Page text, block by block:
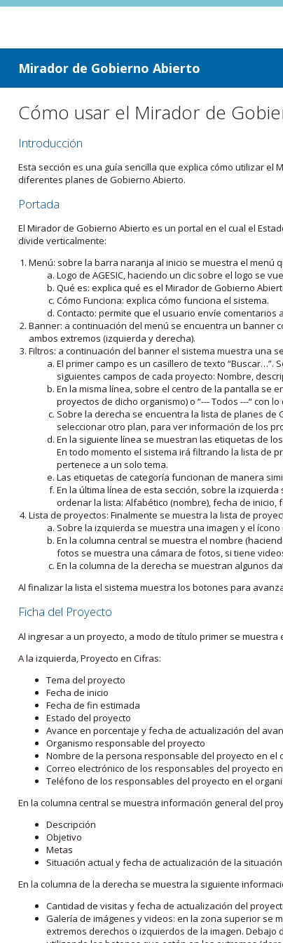
ir a contenido
ir al menú
Mirador de Gobierno Abierto
Cómo usar el Mirador de
Introducción
Esta sección es una guía sencilla que explica cómo utilizar
diferentes planes de Gobierno Abierto.
Portada
El Mirador de Gobierno Abierto es un portal en el cual el
divide verticalmente:
Menú: sobre la barra naranja al inicio se muestra el menú
Logo de AGESIC, haciendo un clic sobre el logo se
Qué es: explica qué es el Mirador de Gobierno
Cómo Funciona: explica cómo funciona el sistema.
Contacto: permite que el usuario envíe
Banner: a continuación del menú se encuentra un banner
ambos extremos (izquierda y derecha).
Filtros: a continuación del banner el sistema muestra una
El primer campo es un casillero de texto
siguientes campos de cada proyecto: Nombre,
En la misma línea, sobre el centro de la pantalla se
proyectos de dicho organismo) o “--- Todos ---“ con
Sobre la derecha se encuentra la lista de planes
seleccionar otro plan, para ver información de los
En la siguiente línea se muestran las etiquetas de
En todo momento el sistema irá filtrando la lista de
pertenece a un solo tema.
Las etiquetas de categoría funcionan de manera
En la última línea de esta sección, sobre la
ordenar la lista: Alfabético (nombre), fecha de inicio,
Lista de proyectos: Finalmente se muestra la lista de
Sobre la izquierda se muestra una imagen y el ícono
En la columna central se muestra el nombre
fotos se muestra una cámara de fotos, si tiene
En la columna de la derecha se muestran algunos
Al finalizar la lista el sistema muestra los botones para
Ficha del Proyecto
Al ingresar a un proyecto, a modo de título primer se
A la izquierda, Proyecto en Cifras:
Tema del proyecto
Fecha de inicio
Fecha de fin estimada
Estado del proyecto
Avance en porcentaje y fecha de actualización del
Organismo responsable del proyecto
Nombre de la persona responsable del proyecto en el
Correo electrónico de los responsables del proyecto
Teléfono de los responsables del proyecto en el
En la columna central se muestra información general del
Descripción
Objetivo
Metas
Situación actual y fecha de actualización de la
En la columna de la derecha se muestra la siguiente
Cantidad de visitas y fecha de actualización del
Galería de imágenes y videos: en la zona superior se
extremos derechos o izquierdos de la imagen.